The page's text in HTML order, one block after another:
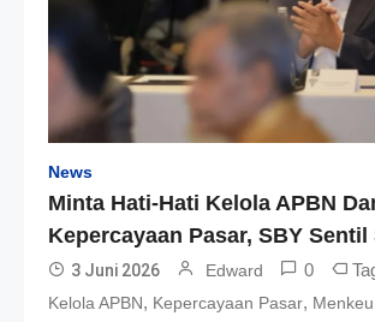
News
Minta Hati-Hati Kelola APBN
Kepercayaan Pasar, SBY Sentil
3 Juni 2026 Edward 0
Kelola APBN, Kepercayaan Pasar,